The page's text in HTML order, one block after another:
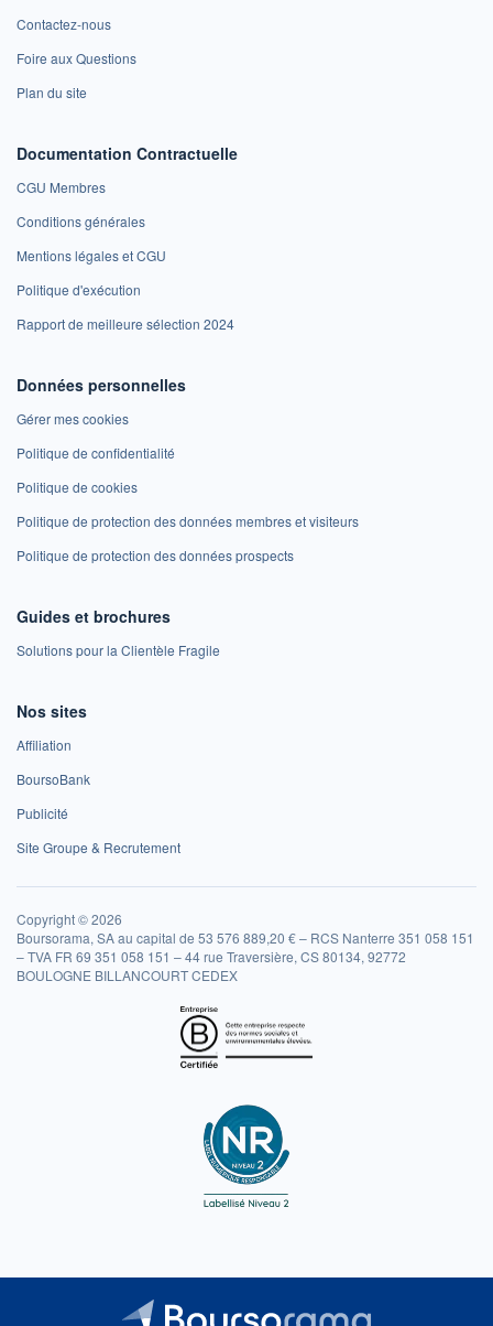
Contactez-nous
Foire aux Questions
Plan du site
Documentation Contractuelle
CGU Membres
Conditions générales
Mentions légales et CGU
Politique d'exécution
Rapport de meilleure sélection 2024
Données personnelles
Gérer mes cookies
Politique de confidentialité
Politique de cookies
Politique de protection des données membres et visiteurs
Politique de protection des données prospects
Guides et brochures
Solutions pour la Clientèle Fragile
Nos sites
Affiliation
BoursoBank
Publicité
Site Groupe & Recrutement
Copyright © 2026
Boursorama, SA au capital de 53 576 889,20 € – RCS Nanterre 351 058 151
– TVA FR 69 351 058 151 – 44 rue Traversière, CS 80134, 92772
BOULOGNE BILLANCOURT CEDEX